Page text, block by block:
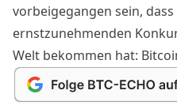
vorbeigegangen sein,
ernstzunehmenden
Welt bekommen hat: